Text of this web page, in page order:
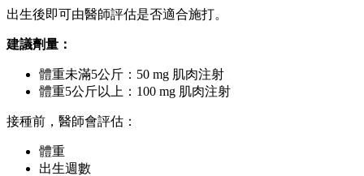
出生後即可由醫師評估是否適合施打。
建議劑量：
體重未滿5公斤：50 mg 肌肉注射
體重5公斤以上：100 mg 肌肉注射
接種前，醫師會評估：
體重
出生週數